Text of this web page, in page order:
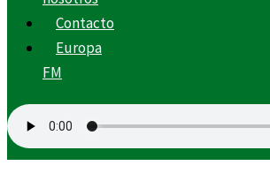
Contacto
Europa
FM